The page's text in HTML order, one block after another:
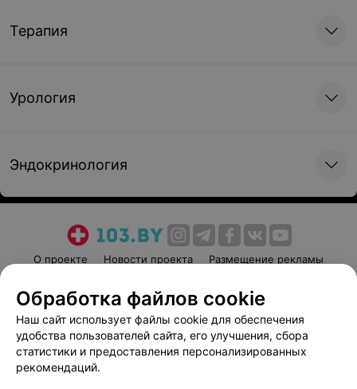
Терапия
Урология
Эндокринология
О проекте Новости проекта
Размещение рекламы
Пользовательское соглашение
Способы оплаты
Вакансии
Партнеры
Написать руководителю 103.by
Обработка файлов cookie
Наш сайт использует файлы cookie для обеспечения
удобства пользователей сайта, его улучшения, сбора
статистики и предоставления персонализированных
рекомендаций.